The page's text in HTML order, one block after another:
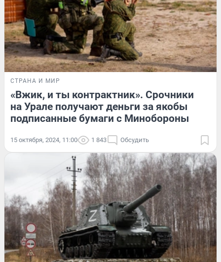
СТРАНА И МИР
«Вжик, и ты контрактник». Срочники
на Урале получают деньги за якобы
подписанные бумаги с Минобороны
15 октября, 2024, 11:00 1 843 Обсудить